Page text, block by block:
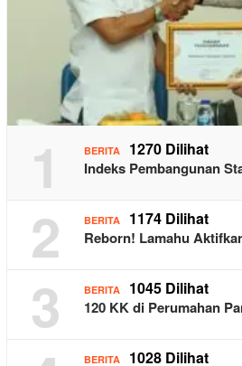
1 BERITA 1270 Dilihat
Indeks Pembangunan
2 BERITA 1174 Dilihat
Reborn! Lamahu
3 BERITA 1045 Dilihat
120 KK di Perumahan
BERITA 1028 Dilihat